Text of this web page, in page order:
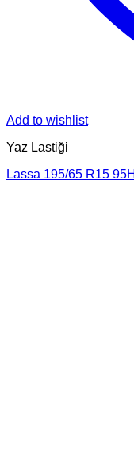
Add to wishlist
Yaz Lastiği
Lassa 195/65 R15